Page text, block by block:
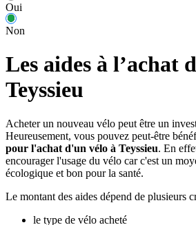
Oui
Non
Les aides à l’achat
Teyssieu
Acheter un nouveau vélo peut être un
Heureusement, vous pouvez peut-être
pour l'achat d'un vélo à Teyssieu. En
encourager l'usage du vélo car c'est un
écologique et bon pour la santé.
Le montant des aides dépend de plusieurs
le type de vélo acheté